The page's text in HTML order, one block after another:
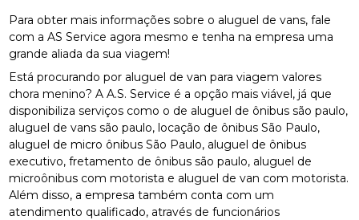
Para obter mais informações sobre o aluguel de vans, fale
com a AS Service agora mesmo e tenha na empresa uma
grande aliada da sua viagem!
Está procurando por aluguel de van para viagem valores
chora menino? A A.S. Service é a opção mais viável, já que
disponibiliza serviços como o de aluguel de ônibus são paulo,
aluguel de vans são paulo, locação de ônibus São Paulo,
aluguel de micro ônibus São Paulo, aluguel de ônibus
executivo, fretamento de ônibus são paulo, aluguel de
microônibus com motorista e aluguel de van com motorista.
Além disso, a empresa também conta com um
atendimento qualificado, através de funcionários